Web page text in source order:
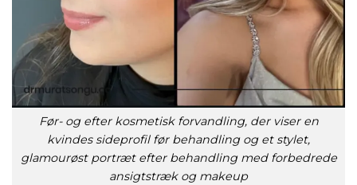
Før- og efter kosmetisk forvandling, der viser en
kvindes sideprofil før behandling og et stylet,
glamourøst portræt efter behandling med forbedrede
ansigtstræk og makeup